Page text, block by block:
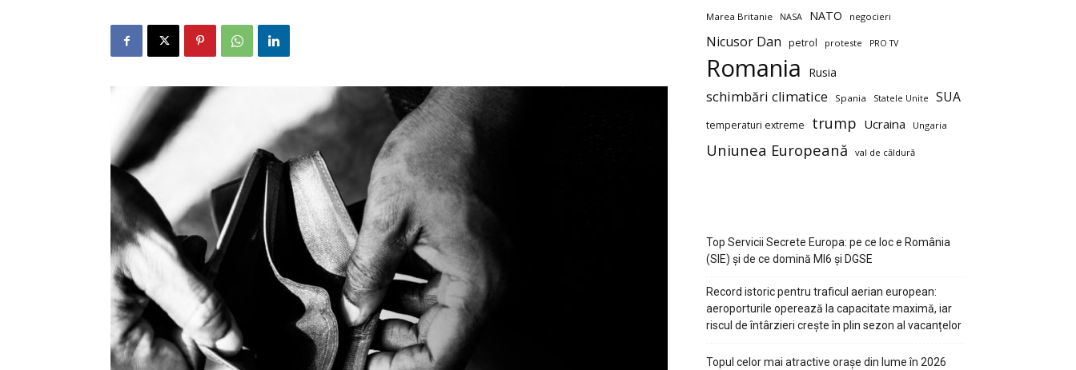
Marea Britanie NASA NATO negocieri
Nicusor Dan petrol proteste PRO TV
Romania Rusia
schimbări climatice Spania Statele Unite SUA
temperaturi extreme trump Ucraina Ungaria
Uniunea Europeană val de căldură
Top Servicii Secrete Europa: pe ce loc e România
(SIE) și de ce domină MI6 și DGSE
Record istoric pentru traficul aerian european:
aeroporturile operează la capacitate maximă, iar
riscul de întârzieri crește în plin sezon al vacanțelor
Topul celor mai atractive orașe din lume în 2026